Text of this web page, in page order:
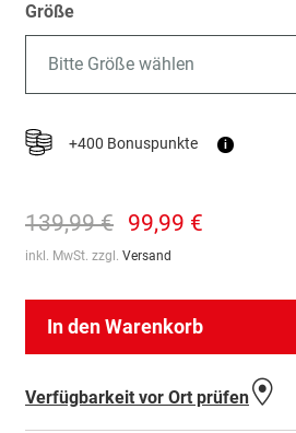
Größe
Bitte Größe wählen
+400 Bonuspunkte i
139,99 € 99,99 €
inkl. MwSt. zzgl. Versand
In den Warenkorb
Verfügbarkeit vor Ort prüfen